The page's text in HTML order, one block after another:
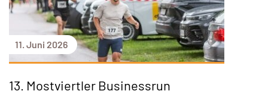
11. Juni 2026
13. Mostviertler Businessrun